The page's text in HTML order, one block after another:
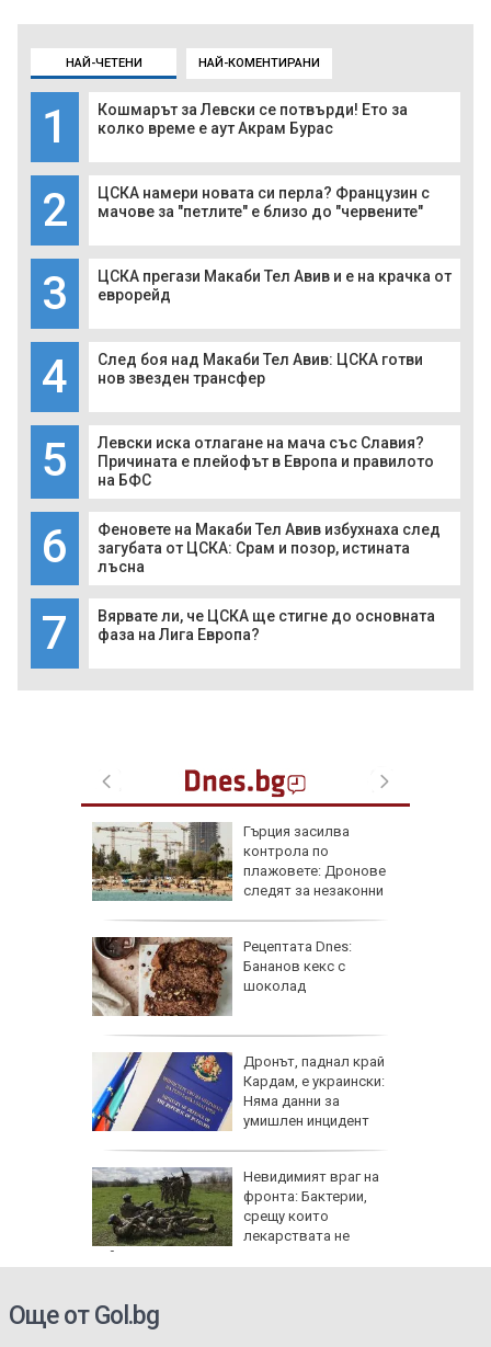
НАЙ-ЧЕТЕНИ НАЙ-КОМЕНТИРАНИ
1
Кошмарът за Левски се потвърди! Ето за
колко време е аут Акрам Бурас
2
ЦСКА намери новата си перла? Французин с
мачове за "петлите" е близо до "червените"
3
ЦСКА прегази Макаби Тел Авив и е на крачка от
еврорейд
4
След боя над Макаби Тел Авив: ЦСКА готви
нов звезден трансфер
5
Левски иска отлагане на мача със Славия?
Причината е плейофът в Европа и правилото
на БФС
6
Феновете на Макаби Тел Авив избухнаха след
загубата от ЦСКА: Срам и позор, истината
лъсна
7
Вярвате ли, че ЦСКА ще стигне до основната
фаза на Лига Европа?
Гърция засилва
контрола по
плажовете: Дронове
следят за незаконни
Рецептата Dnes:
Бананов кекс с
шоколад
Дронът, паднал край
Кардам, е украински:
Няма данни за
умишлен инцидент
Невидимият враг на
фронта: Бактерии,
срещу които
лекарствата не
действат
Още от Gol.bg